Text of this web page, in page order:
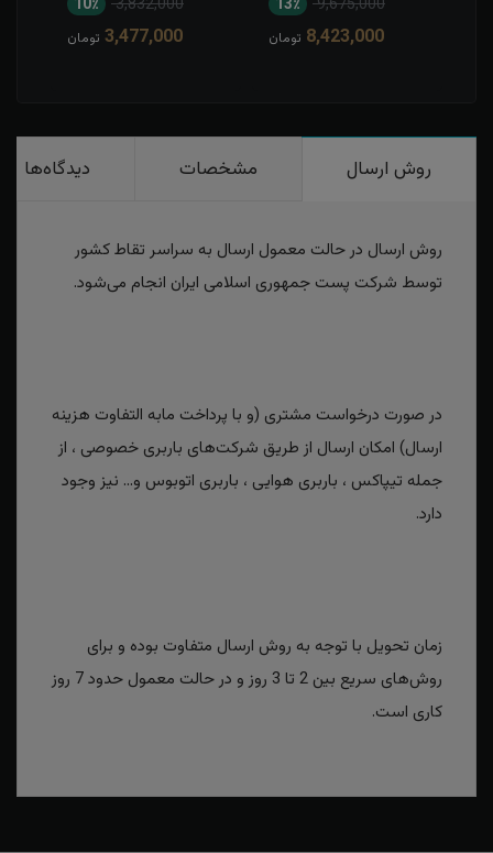
9,675,000 13٪
8,423,000 تومان
3,832,000 10٪
3,477,000 تومان
روش ارسال مشخصات دیدگاه‌ها
روش ارسال در حالت معمول ارسال به سراسر تقاط کشور
توسط شرکت پست جمهوری اسلامی ایران انجام می‌شود.
در صورت درخواست مشتری (و با پرداخت مابه التفاوت هزینه
ارسال) امکان ارسال از طریق شرکت‌های باربری خصوصی ، از
جمله تیپاکس ، باربری هوایی ، باربری اتوبوس و... نیز وجود
دارد.
زمان تحویل با توجه به روش ارسال متفاوت بوده و برای
روش‌های سریع بین 2 تا 3 روز و در حالت معمول حدود 7 روز
کاری است.